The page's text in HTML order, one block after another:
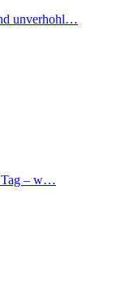
unverhohl…
Tag – w…